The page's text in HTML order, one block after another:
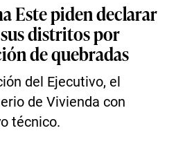
Este piden declarar
distritos por
de quebradas
del Ejecutivo, el
de Vivienda con
técnico.